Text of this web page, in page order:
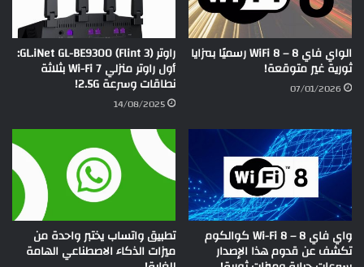
الواي فاي 8 – WiFi 8 رسميًا بمزايا
ثورية غير متوقعة!
07/01/2026
راوتر GL.iNet GL-BE9300 (Flint 3):
أول راوتر منزلي Wi-Fi 7 بثلاثة
نطاقات وسرعة 2.5G!
14/08/2025
واي فاي 8 – Wi-Fi 8 كوالكوم
تكشف عن قدوم هذا الإصدار
تطبيق واتساب يختبر واحدة من
ميزات الذكاء الاصطناعي الهامة